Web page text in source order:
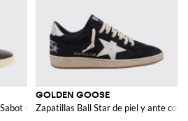
con efecto desgastado y logo laminado
GOLDEN GOOSE
Zapatillas Ball Star de piel y ante con